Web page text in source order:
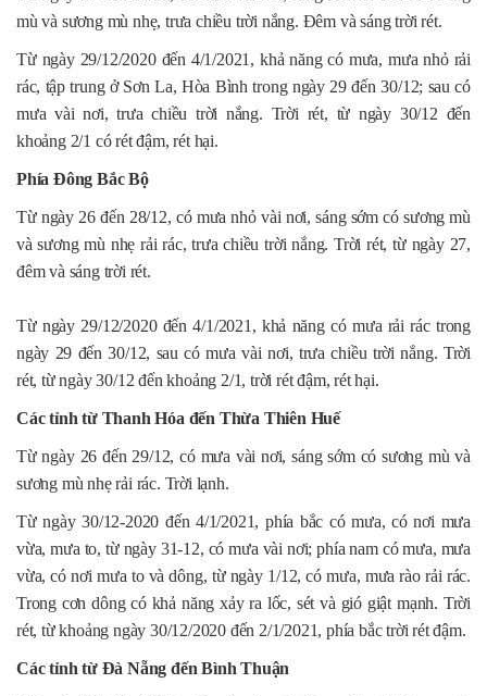
mù và sương mù nhẹ, trưa chiều trời nắng. Đêm và sáng trời rét.
Từ ngày 29/12/2020 đến 4/1/2021, khả năng có mưa, mưa nhỏ rải
rác, tập trung ở Sơn La, Hòa Bình trong ngày 29 đến 30/12; sau có
mưa vài nơi, trưa chiều trời nắng. Trời rét, từ ngày 30/12 đến
khoảng 2/1 có rét đậm, rét hại.
Phía Đông Bắc Bộ
Từ ngày 26 đến 28/12, có mưa nhỏ vài nơi, sáng sớm có sương mù
và sương mù nhẹ rải rác, trưa chiều trời nắng. Trời rét, từ ngày 27,
đêm và sáng trời rét.
Từ ngày 29/12/2020 đến 4/1/2021, khả năng có mưa rải rác trong
ngày 29 đến 30/12, sau có mưa vài nơi, trưa chiều trời nắng. Trời
rét, từ ngày 30/12 đến khoảng 2/1, trời rét đậm, rét hại.
Các tỉnh từ Thanh Hóa đến Thừa Thiên Huế
Từ ngày 26 đến 29/12, có mưa vài nơi, sáng sớm có sương mù và
sương mù nhẹ rải rác. Trời lạnh.
Từ ngày 30/12-2020 đến 4/1/2021, phía bắc có mưa, có nơi mưa
vừa, mưa to, từ ngày 31-12, có mưa vài nơi; phía nam có mưa, mưa
vừa, có nơi mưa to và dông, từ ngày 1/12, có mưa, mưa rào rải rác.
Trong cơn dông có khả năng xảy ra lốc, sét và gió giật mạnh. Trời
rét, từ khoảng ngày 30/12/2020 đến 2/1/2021, phía bắc trời rét đậm.
Các tỉnh từ Đà Nẵng đến Bình Thuận